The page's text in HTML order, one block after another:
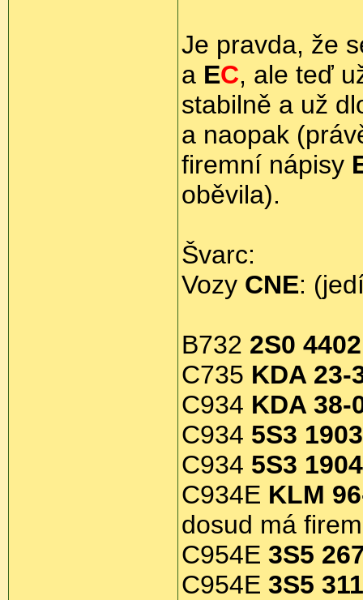
Je pravda, že
a EC, ale teď
stabilně a už
a naopak
firemní nápisy
oběvila).
Švarc:
Vozy CNE:
B732 2S0 4402
C735 KDA 23-
C934 KDA 38-
C934 5S3 1903
C934 5S3 1904
C934E KLM
dosud má
C954E 3S5
C954E 3S5